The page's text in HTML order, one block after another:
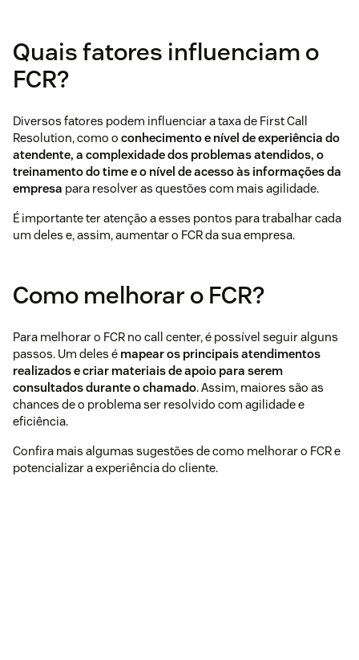
Quais fatores influenciam o
FCR?
Diversos fatores podem influenciar a taxa de First Call
Resolution, como o conhecimento e nível de experiência do
atendente, a complexidade dos problemas atendidos, o
treinamento do time e o nível de acesso às informações da
empresa para resolver as questões com mais agilidade.
É importante ter atenção a esses pontos para trabalhar cada
um deles e, assim, aumentar o FCR da sua empresa.
Como melhorar o FCR?
Para melhorar o FCR no call center, é possível seguir alguns
passos. Um deles é mapear os principais atendimentos
realizados e criar materiais de apoio para serem
consultados durante o chamado. Assim, maiores são as
chances de o problema ser resolvido com agilidade e
eficiência.
Confira mais algumas sugestões de como melhorar o FCR e
potencializar a experiência do cliente.